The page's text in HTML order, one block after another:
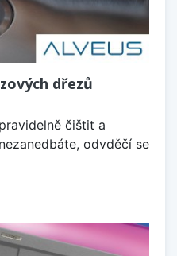
dřezů
čištit a
odvděčí se